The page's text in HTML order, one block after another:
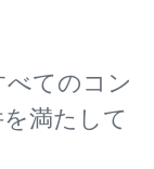
てのコン
満たして